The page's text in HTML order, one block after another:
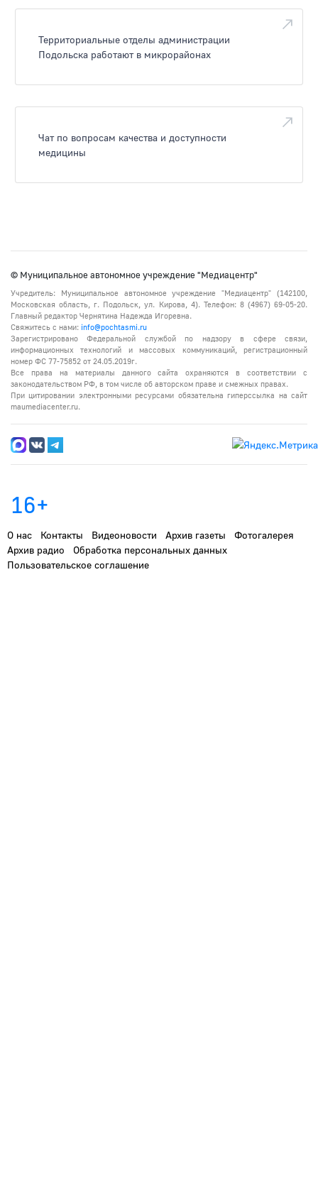
Территориальные отделы администрации
Подольска работают в микрорайонах
Чат по вопросам качества и доступности
медицины
© Муниципальное автономное учреждение "Медиацентр"
Учредитель: Муниципальное автономное учреждение "Медиацентр" (142100,
Московская область, г. Подольск, ул. Кирова, 4). Телефон: 8 (4967) 69-05-20.
Главный редактор Чернятина Надежда Игоревна.
Свяжитесь с нами: info@pochtasmi.ru
Зарегистрировано Федеральной службой по надзору в сфере связи,
информационных технологий и массовых коммуникаций, регистрационный
номер ФС 77-75852 от 24.05.2019г.
Все права на материалы данного сайта охраняются в соответствии с
законодательством РФ, в том числе об авторском праве и смежных правах.
При цитировании электронными ресурсами обязательна гиперссылка на сайт
maumediacenter.ru.
16+
О нас Контакты Видеоновости Архив газеты
Фотогалерея
Архив радио
Обработка персональных данных
Пользовательское соглашение